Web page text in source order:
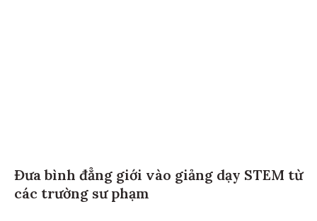
Đưa bình đẳng giới vào giảng dạy STEM từ
các trường sư phạm